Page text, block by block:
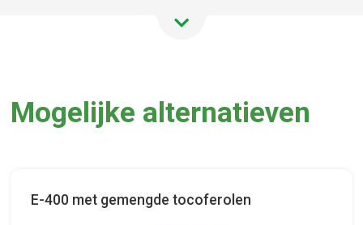
Mogelijke alternatieven
E-400 met gemengde tocoferolen